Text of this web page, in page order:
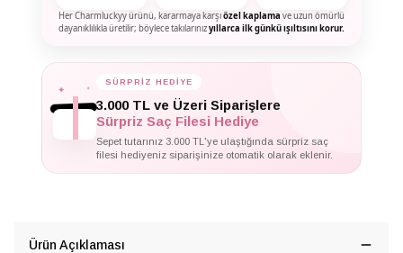
Her Charmluckyy ürünü, kararmaya karşıözel kaplama ve uzun ömürlü
dayanıklılıkla üretilir; böylece takılarınızyıllarca ilk günkü ışıltısını korur.
✦ SÜRPRİZ HEDİYE
3.000 TL ve Üzeri Siparişlere
Sürpriz Saç Filesi Hediye
Sepet tutarınız 3.000 TL'ye ulaştığında sürpriz saç
filesi hediyeniz siparişinize otomatik olarak eklenir.
Ürün Açıklaması